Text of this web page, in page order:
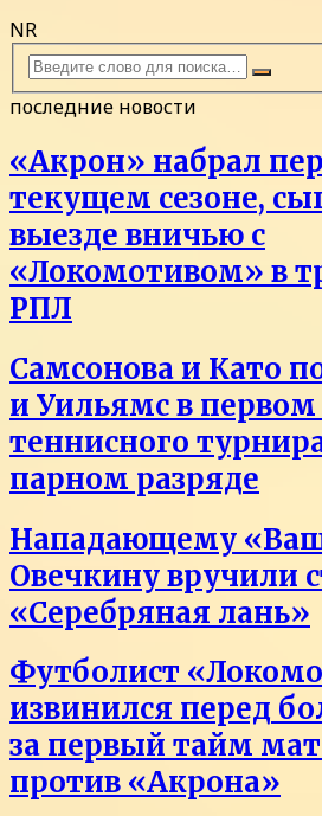
NR
последние новости
«Акрон» набрал
текущем сезоне,
выезде вничью с
«Локомотивом» в
РПЛ
Самсонова и Като
и Уильямс в первом
теннисного
парном разряде
Нападающему
Овечкину вручили
«Серебряная лань»
Футболист
извинился перед
за первый тайм
против «Акрона»